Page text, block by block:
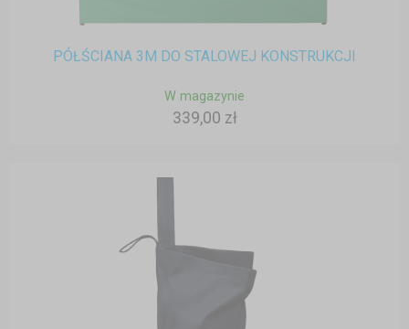
PÓŁŚCIANA 3M DO STALOWEJ KONSTRUKCJI
W magazynie
339,00 zł